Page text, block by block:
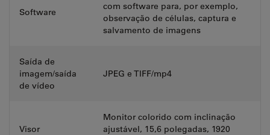
Software
com software para, por exemplo,
observação de células, captura e
salvamento de imagens
Saída de
imagem/saída
de vídeo
JPEG e TIFF/mp4
Visor
Monitor colorido com inclinação
ajustável, 15,6 polegadas, 1920